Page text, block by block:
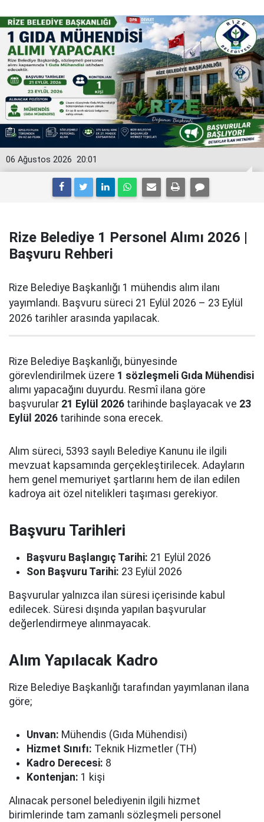
20:01
06 Ağustos 2026
Rize Belediye 1 Personel Alımı 2026 |
Başvuru Rehberi
Rize Belediye Başkanlığı 1 mühendis alım ilanı
yayımlandı. Başvuru süreci 21 Eylül 2026 – 23 Eylül
2026 tarihler arasında yapılacak.
Rize Belediye Başkanlığı, bünyesinde
görevlendirilmek üzere 1 sözleşmeli Gıda Mühendisi
alımı yapacağını duyurdu. Resmî ilana göre
başvurular 21 Eylül 2026 tarihinde başlayacak ve 23
Eylül 2026 tarihinde sona erecek.
Alım süreci, 5393 sayılı Belediye Kanunu ile ilgili
mevzuat kapsamında gerçekleştirilecek. Adayların
hem genel memuriyet şartlarını hem de ilan edilen
kadroya ait özel nitelikleri taşıması gerekiyor.
Başvuru Tarihleri
Başvuru Başlangıç Tarihi: 21 Eylül 2026
Son Başvuru Tarihi: 23 Eylül 2026
Başvurular yalnızca ilan süresi içerisinde kabul
edilecek. Süresi dışında yapılan başvurular
değerlendirmeye alınmayacak.
Alım Yapılacak Kadro
Rize Belediye Başkanlığı tarafından yayımlanan ilana
göre;
Unvan: Mühendis (Gıda Mühendisi)
Hizmet Sınıfı: Teknik Hizmetler (TH)
Kadro Derecesi: 8
Kontenjan: 1 kişi
Alınacak personel belediyenin ilgili hizmet
birimlerinde tam zamanlı sözleşmeli personel